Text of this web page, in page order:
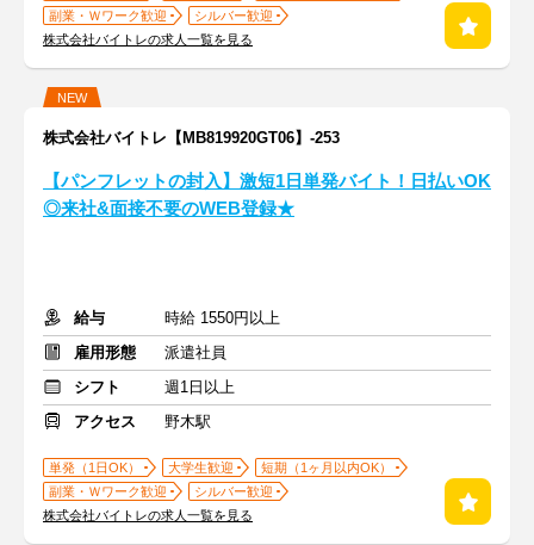
副業・Ｗワーク歓迎
シルバー歓迎
株式会社バイトレの求人一覧を見る
NEW
株式会社バイトレ【MB819920GT06】-253
【パンフレットの封入】激短1日単発バイト！日払いOK
◎来社&面接不要のWEB登録★
給与
時給 1550円以上
雇用形態
派遣社員
シフト
週1日以上
アクセス
野木駅
単発（1日OK） 大学生歓迎
短期（1ヶ月以内OK）
副業・Ｗワーク歓迎
シルバー歓迎
株式会社バイトレの求人一覧を見る